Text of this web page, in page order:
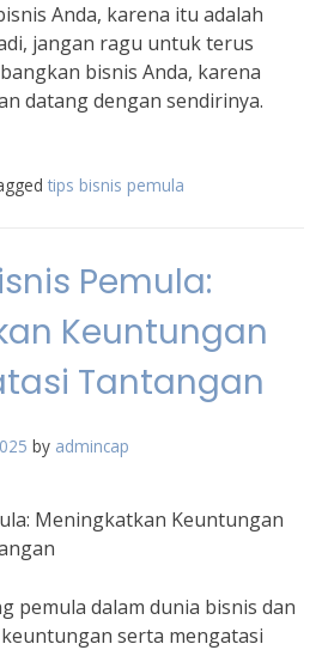
Anda, karena itu adalah
jangan ragu untuk terus
bisnis Anda, karena
datang dengan sendirinya.
tips bisnis pemula
Pemula:
Keuntungan
Tantangan
by admincap
Meningkatkan Keuntungan
pemula dalam dunia bisnis dan
serta mengatasi